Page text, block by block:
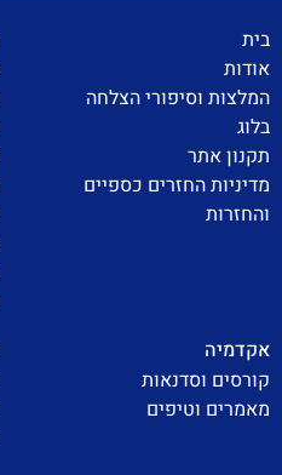
בית
אודות
המלצות וסיפורי הצלחה
בלוג
תקנון אתר
מדיניות החזרים כספיים
והחזרות
אקדמיה
קורסים וסדנאות
מאמרים וטיפים